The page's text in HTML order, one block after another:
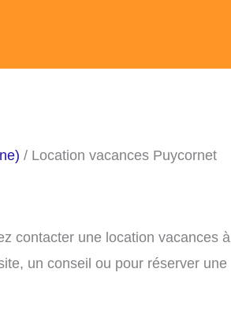
/ Location vacances Puycornet
contacter une location vacances à
un conseil ou pour réserver une